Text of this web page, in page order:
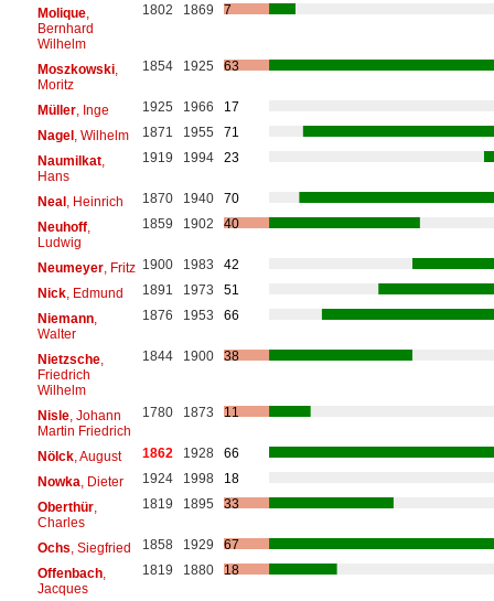
Molique,
Bernhard
Wilhelm
1802 1869 7
Moszkowski,
Moritz
1854 1925 63
Müller, Inge 1925 1966
17
Nagel, Wilhelm 1871 1955
71
Naumilkat,
Hans
1919 1994 23
Neal, Heinrich 1870 1940
70
Neuhoff,
Ludwig
1859 1902 40
Neumeyer, Fritz 1900 1983
42
Nick, Edmund 1891 1973
51
Niemann,
Walter
1876 1953 66
Nietzsche,
Friedrich
Wilhelm
1844 1900 38
Nisle, Johann
Martin Friedrich
1780 1873 11
Nölck, August 1862 1928
66
Nowka , Dieter 1924 1998
18
Oberthür,
Charles
1819 1895 33
Ochs , Siegfried 1858 1929
67
Offenbach,
Jacques
1819 1880 18